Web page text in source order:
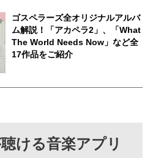
ける音楽アプリ